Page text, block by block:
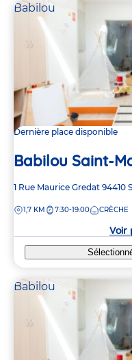
Babilou
Dernière place disponible
Babilou Saint-
Adresse
la
1 Rue Maurice Gredat 94410
DISTANCE
1,7 KM 7:30-19:00 CRÈCHE
Voir
Babilou